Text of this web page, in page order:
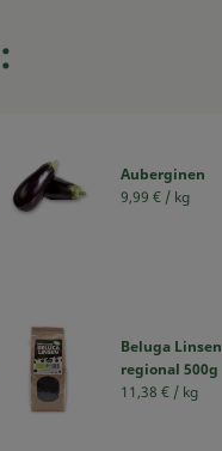
ändern
Auberginen
9,99 € / kg
ändern
Beluga Linsen
regional 500g
11,38 € / kg